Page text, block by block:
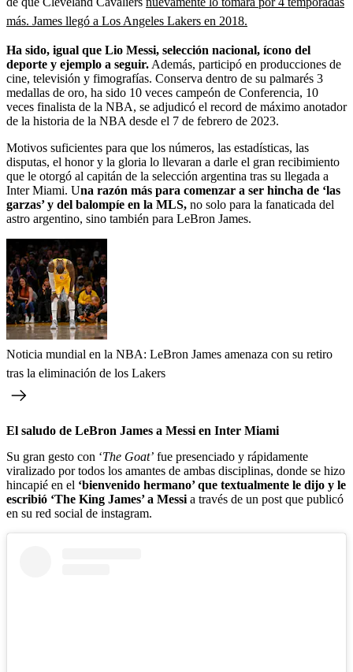
más. James llegó a Los Angeles Lakers en 2018.
Ha sido, igual que Lio Messi, selección nacional, ícono del
deporte y ejemplo a seguir. Además, participó en producciones de
cine, televisión y fimografías. Conserva dentro de su palmarés 3
medallas de oro, ha sido 10 veces campeón de Conferencia, 10
veces finalista de la NBA, se adjudicó el record de máximo anotador
de la historia de la NBA desde el 7 de febrero de 2023.
Motivos suficientes para que los números, las estadísticas, las
disputas, el honor y la gloria lo llevaran a darle el gran recibimiento
que le otorgó al capitán de la selección argentina tras su llegada a
Inter Miami. Una razón más para comenzar a ser hincha de ‘las
garzas’ y del balompíe en la MLS, no solo para la fanaticada del
astro argentino, sino también para LeBron James.
Noticia mundial en la NBA: LeBron James amenaza con su retiro
tras la eliminación de los Lakers
El saludo de LeBron James a Messi en Inter Miami
Su gran gesto con ‘The Goat’ fue presenciado y rápidamente
viralizado por todos los amantes de ambas disciplinas, donde se hizo
hincapié en el ‘bienvenido hermano’ que textualmente le dijo y le
escribió ‘The King James’ a Messi a través de un post que publicó
en su red social de instagram.